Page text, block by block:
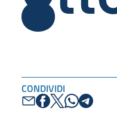
CONDIVIDI